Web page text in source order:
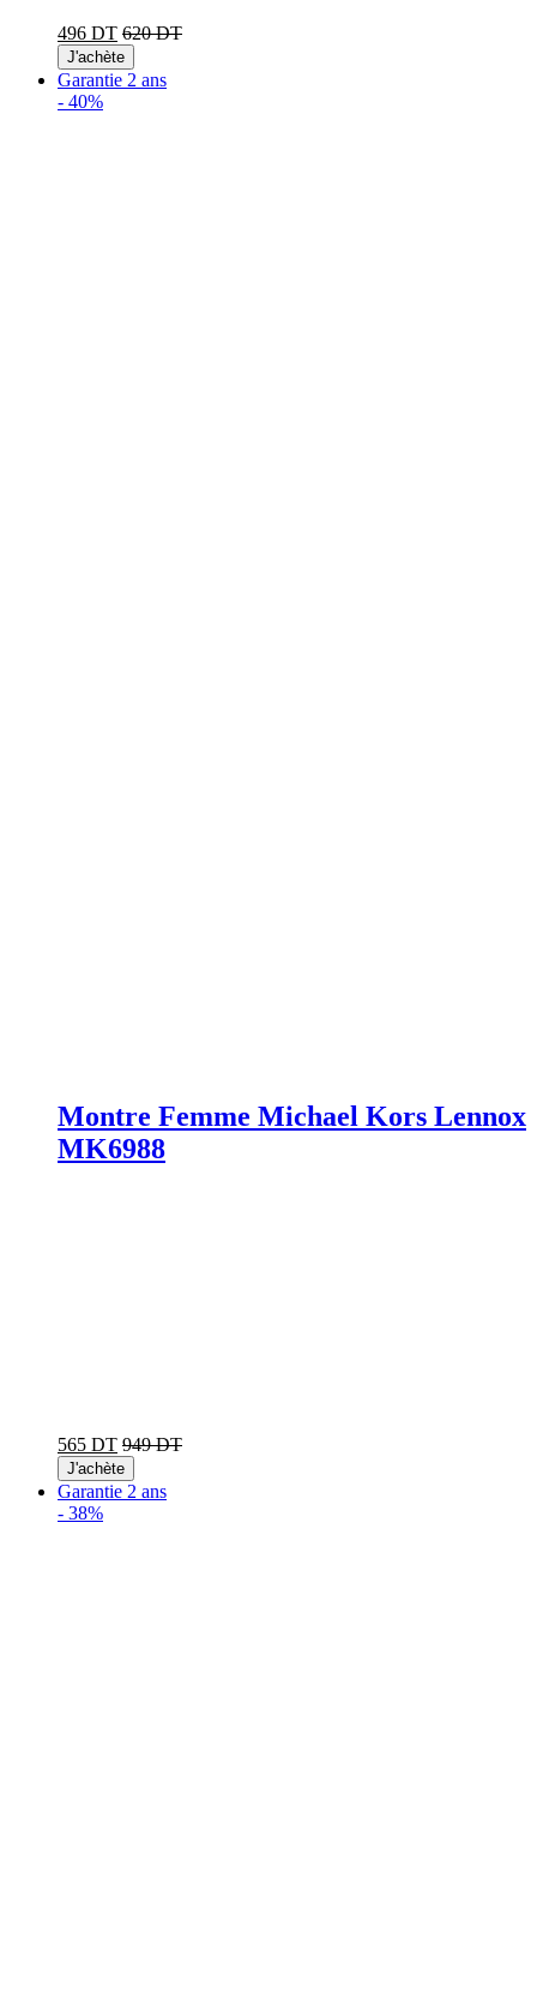
496 DT 620 DT
J'achète
Garantie 2 ans
- 40%
Montre Femme Michael Kors Lennox
MK6988
565 DT 949 DT
J'achète
Garantie 2 ans
- 38%